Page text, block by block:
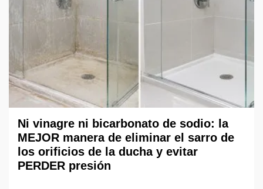
Ni vinagre ni bicarbonato de sodio: la
MEJOR manera de eliminar el sarro de
los orificios de la ducha y evitar
PERDER presión